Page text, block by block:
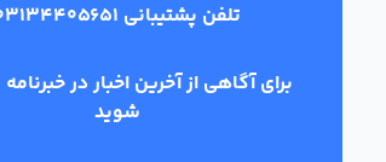
تلفن پشتیبانی
برای آگاهی از آخرین اخبار در
شوید